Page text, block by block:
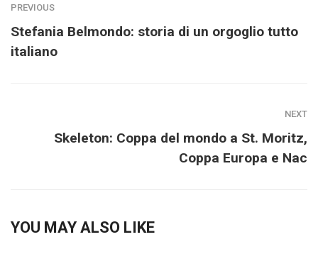
PREVIOUS
Stefania Belmondo: storia di un orgoglio tutto
italiano
NEXT
Skeleton: Coppa del mondo a St. Moritz,
Coppa Europa e Nac
YOU MAY ALSO LIKE